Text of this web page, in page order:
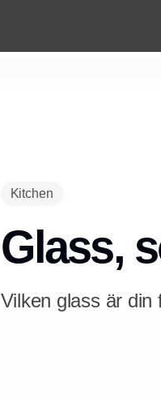
Kitchen
Glass,
Vilken glass är din